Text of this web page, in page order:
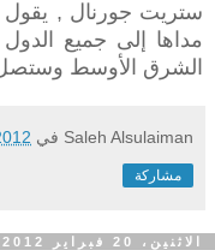
ستريت جورنال , يقول
مداها إلى جميع
الشرق الأوسط وستصل
Saleh Alsulaiman في
مشاركة
الاثنين، 20 فبراير 2012